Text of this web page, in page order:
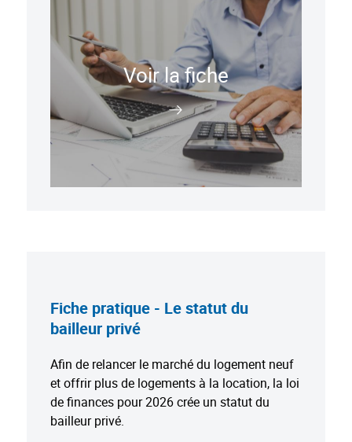
Voir la fiche
Fiche pratique - Le statut du
bailleur privé
Afin de relancer le marché du logement neuf
et offrir plus de logements à la location, la loi
de finances pour 2026 crée un statut du
bailleur privé.